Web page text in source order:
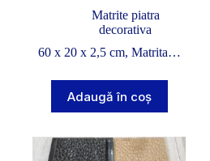
Matrite piatra
decorativa
60 x 20 x 2,5 cm, Matrita…
Adaugă în coș